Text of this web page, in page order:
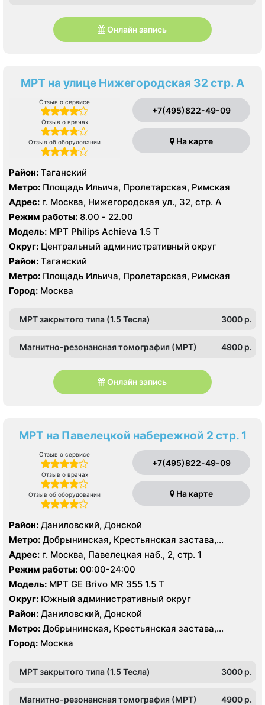
Онлайн запись
МРТ на улице Нижегородская 32 стр. А
Отзыв о сервисе
Отзыв о врачах
Отзыв об оборудовании
+7(495)822-49-09
На карте
Район: Таганский
Метро: Площадь Ильича, Пролетарская, Римская
Адрес: г. Москва, Нижегородская ул., 32, стр. А
Режим работы: 8.00 - 22.00
Модель: МРТ Philips Achieva 1.5 T
Округ: Центральный административный округ
Район: Таганский
Метро: Площадь Ильича, Пролетарская, Римская
Город: Москва
МРТ закрытого типа (1.5 Тесла) 3000 p.
Магнитно-резонансная томография (МРТ) 4900 p.
Онлайн запись
МРТ на Павелецкой набережной 2 стр. 1
Отзыв о сервисе
Отзыв о врачах
Отзыв об оборудовании
+7(495)822-49-09
На карте
Район: Даниловский, Донской
Метро: Добрынинская, Крестьянская застава,
Октябрьская, Павелецкая, Пролетарская,
Серпуховская, Третьяковская, Тульская
Адрес: г. Москва, Павелецкая наб., 2, стр. 1
Режим работы: 00:00-24:00
Модель: МРТ GE Brivo MR 355 1.5 Т
Округ: Южный административный округ
Район: Даниловский, Донской
Метро: Добрынинская, Крестьянская застава,
Октябрьская, Павелецкая, Пролетарская,
Серпуховская, Третьяковская, Тульская
Город: Москва
МРТ закрытого типа (1.5 Тесла) 3000 p.
Магнитно-резонансная томография (МРТ) 4900 p.